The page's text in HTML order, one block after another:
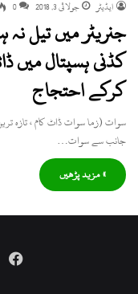
ایڈیٹر جولائی 3, 2018 0
جنریٹر میں تیل
کڈنی ہسپتال میں
کرکے احتجاج
جانب سے سوات…
» مزید پڑھیں